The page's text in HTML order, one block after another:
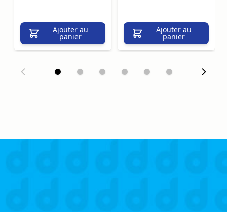
Ajouter au
panier
Ajouter au
panier